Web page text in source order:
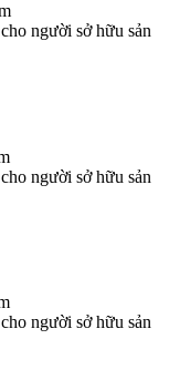
người sở hữu sản
người sở hữu sản
người sở hữu sản